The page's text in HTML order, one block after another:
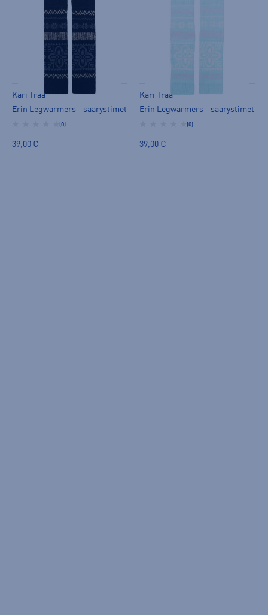
Kari Traa
Erin Legwarmers - säärystimet
(0)
39,00 €
Kari Traa
Erin Legwarmers - säärystimet
(0)
39,00 €